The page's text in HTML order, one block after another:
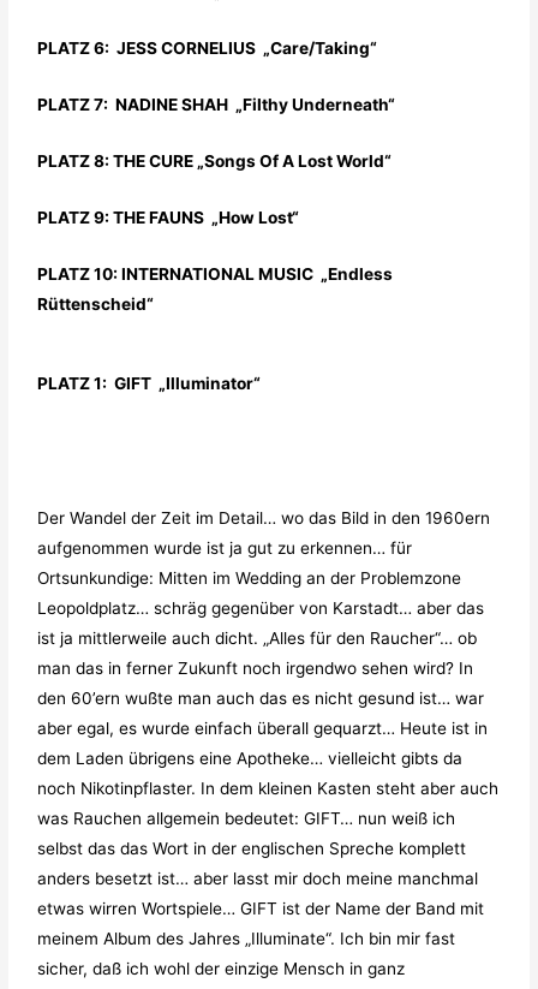
PLATZ 6: JESS CORNELIUS „Care/Taking“
PLATZ 7: NADINE SHAH „Filthy Underneath“
PLATZ 8: THE CURE „Songs Of A Lost World“
PLATZ 9: THE FAUNS „How Lost“
PLATZ 10: INTERNATIONAL MUSIC „Endless
Rüttenscheid“
PLATZ 1: GIFT „Illuminator“
Der Wandel der Zeit im Detail… wo das Bild in den 1960ern
aufgenommen wurde ist ja gut zu erkennen… für
Ortsunkundige: Mitten im Wedding an der Problemzone
Leopoldplatz… schräg gegenüber von Karstadt… aber das
ist ja mittlerweile auch dicht. „Alles für den Raucher“… ob
man das in ferner Zukunft noch irgendwo sehen wird? In
den 60’ern wußte man auch das es nicht gesund ist… war
aber egal, es wurde einfach überall gequarzt… Heute ist in
dem Laden übrigens eine Apotheke… vielleicht gibts da
noch Nikotinpflaster. In dem kleinen Kasten steht aber auch
was Rauchen allgemein bedeutet: GIFT… nun weiß ich
selbst das das Wort in der englischen Spreche komplett
anders besetzt ist… aber lasst mir doch meine manchmal
etwas wirren Wortspiele… GIFT ist der Name der Band mit
meinem Album des Jahres „Illuminate“. Ich bin mir fast
sicher, daß ich wohl der einzige Mensch in ganz